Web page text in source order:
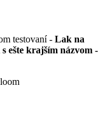
testovaní - Lak na
ešte krajším názvom -